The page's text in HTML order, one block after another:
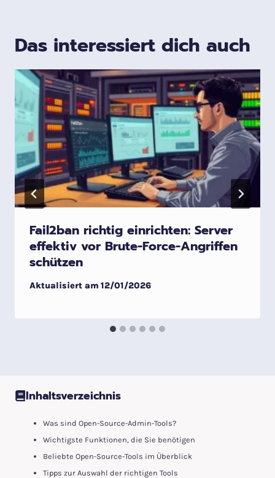
Das interessiert dich auch
Fail2ban richtig einrichten: Server
effektiv vor Brute-Force-Angriffen
schützen
Aktualisiert am 12/01/2026
Inhaltsverzeichnis
Was sind Open-Source-Admin-Tools?
Wichtigste Funktionen, die Sie benötigen
Beliebte Open-Source-Tools im Überblick
Tipps zur Auswahl der richtigen Tools